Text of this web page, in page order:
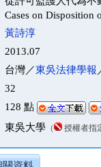
Cases on Disposition
黃詩淳
2013.07
台灣／東吳法律學報
32
128 點
東吳大學 （ 授權者指